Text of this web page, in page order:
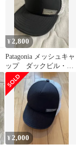
¥ 2,800
Patagonia メッシュキャ
ップ ダックビル・ト
ラッカー・ハット
¥ 2,000